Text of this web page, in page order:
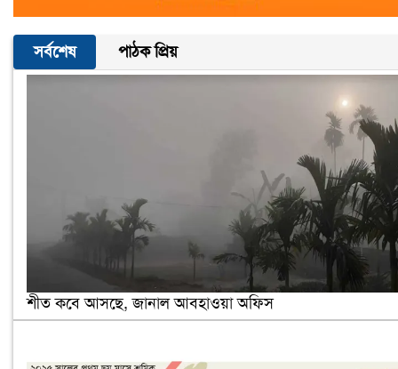
সর্বশেষ পাঠক প্রিয়
শীত কবে আসছে, জানাল আবহাওয়া অফিস